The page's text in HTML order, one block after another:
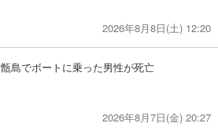
2026年8月8日(土) 12:20
甑島でボートに乗った男性が死亡
2026年8月7日(金) 20:27